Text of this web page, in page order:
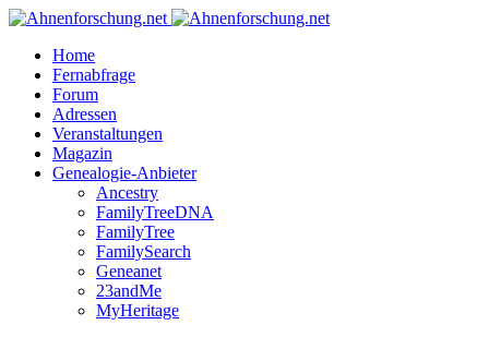
Home
Fernabfrage
Forum
Adressen
Veranstaltungen
Magazin
Genealogie-Anbieter
Ancestry
FamilyTreeDNA
FamilyTree
FamilySearch
Geneanet
23andMe
MyHeritage